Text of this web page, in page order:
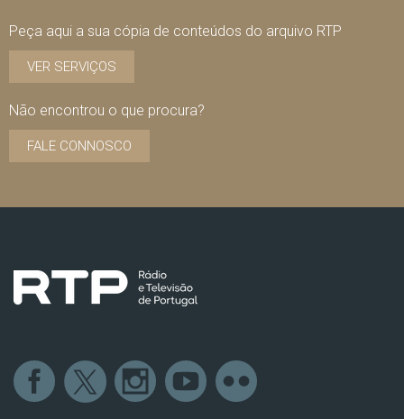
Peça aqui a sua cópia de conteúdos do arquivo RTP
VER SERVIÇOS
Não encontrou o que procura?
FALE CONNOSCO